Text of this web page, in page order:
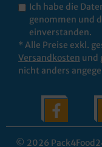
Ich habe die
genommen und
einverstanden.
* Alle Preise exkl.
Versandkosten und
nicht anders
© 2026